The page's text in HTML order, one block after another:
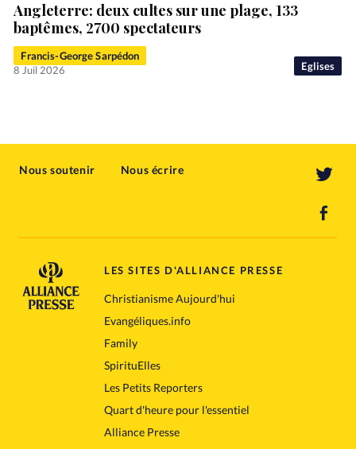
Eglises
Angleterre: deux cultes sur une plage, 133
baptêmes, 2700 spectateurs
Francis-George Sarpédon
8 Juil 2026
Nous soutenir Nous écrire
LES SITES D'ALLIANCE PRESSE
Christianisme Aujourd'hui
Evangéliques.info
Family
SpirituElles
Les Petits Reporters
Quart d'heure pour l'essentiel
Alliance Presse